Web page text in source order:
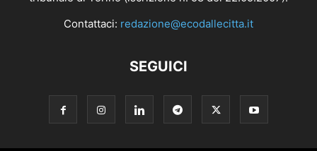
Contattaci: redazione@ecodallecitta.it
SEGUICI